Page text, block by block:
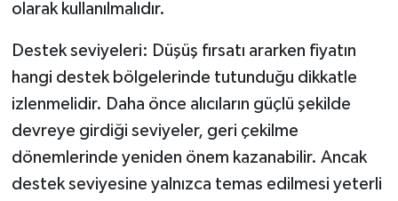
olarak kullanılmalıdır.
Destek seviyeleri: Düşüş fırsatı ararken fiyatın
hangi destek bölgelerinde tutunduğu dikkatle
izlenmelidir. Daha önce alıcıların güçlü şekilde
devreye girdiği seviyeler, geri çekilme
dönemlerinde yeniden önem kazanabilir. Ancak
destek seviyesine yalnızca temas edilmesi yeterli